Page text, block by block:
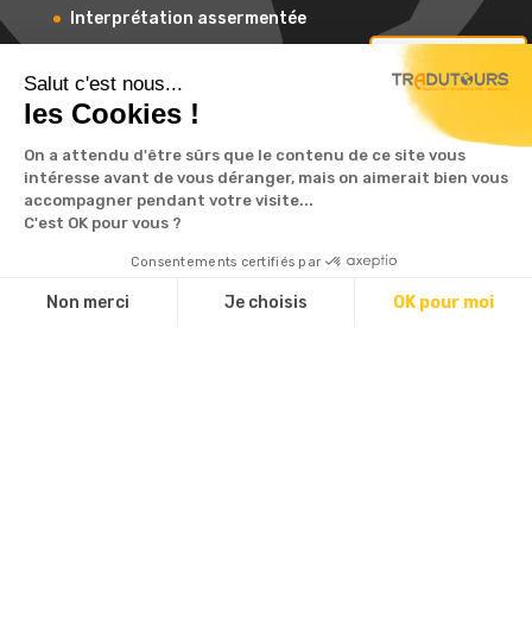
Interprétation assermentée
Mise en page (PAO)
Liens utiles
Contact
Nous contacter
Salut c'est nous...
les Cookies !
On a attendu d'être sûrs que le contenu de ce site vous
intéresse avant de vous déranger, mais on aimerait bien vous
accompagner pendant votre visite...
C'est OK pour vous ?
Consentements certifiés par
Non merci Je choisis
OK pour moi